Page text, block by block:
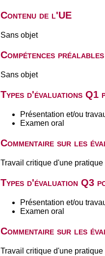
Contenu de l'UE
Sans objet
Compétences préalables
Sans objet
Types d'évaluations Q1
Présentation et/ou
Examen oral
Commentaire sur les
Travail critique d'une
Types d'évaluation Q3
Présentation et/ou
Examen oral
Commentaire sur les
Travail critique d'une